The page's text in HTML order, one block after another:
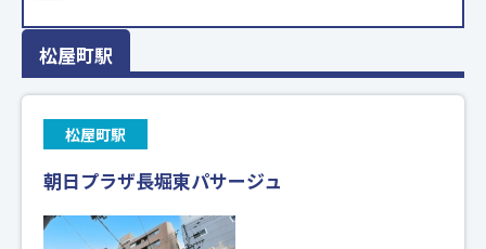
松屋町駅
松屋町駅
朝日プラザ長堀東パサージュ